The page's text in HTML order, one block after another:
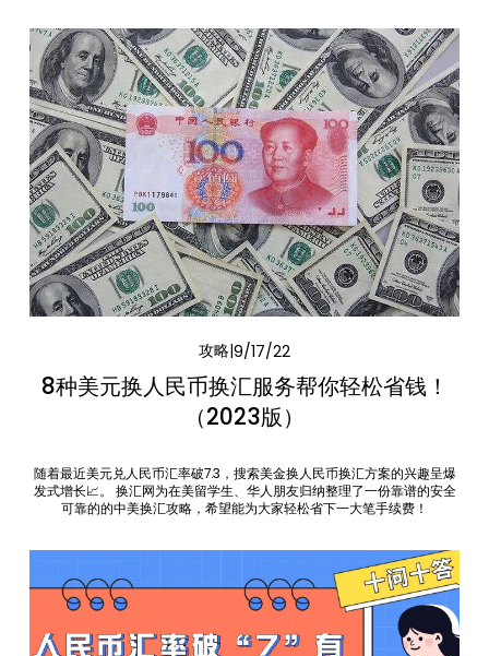
攻略 9/17/22
8种美元换人民币换汇服务帮你轻松省钱！
（2023版）
随着最近美元兑人民币汇率破7.3，搜索美金换人民币换汇方案的兴趣呈爆
发式增长📈。 换汇网为在美留学生、华人朋友归纳整理了一份靠谱的安全
可靠的的中美换汇攻略，希望能为大家轻松省下一大笔手续费！